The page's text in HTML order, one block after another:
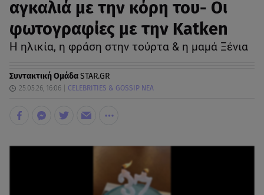
αγκαλιά με την κόρη του- Oι
φωτογραφίες με την Katken
Η ηλικία, η φράση στην τούρτα & η μαμά Ξένια
Συντακτική ΟμάδαSTAR.GR
25.05.26, 16:06 CELEBRITIES & GOSSIP ΝΕΑ